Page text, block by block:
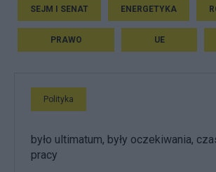
SEJM I SENAT ENERGETYKA
PRAWO UE
Polityka
było ultimatum, były oczekiwania,
pracy